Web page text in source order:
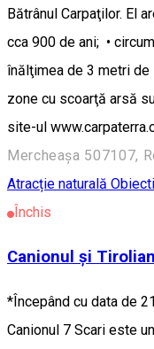
Bătrânul Carpaţilor. El
cca 900 de ani; •
înălţimea de 3 metri de
zone cu scoarţă arsă
site-ul
Mercheașa 507107,
Atracție naturală
Închis
Canionul și
*Începând cu data de
Canionul 7 Scari este